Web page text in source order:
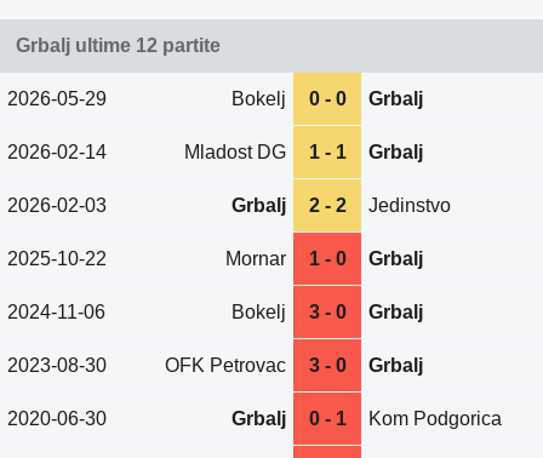
Grbalj ultime 12 partite
2026-05-29 Bokelj 0 - 0 Grbalj
2026-02-14 Mladost DG 1 - 1 Grbalj
2026-02-03 Grbalj 2 - 2 Jedinstvo
2025-10-22 Mornar 1 - 0 Grbalj
2024-11-06 Bokelj 3 - 0 Grbalj
2023-08-30 OFK Petrovac 3 - 0 Grbalj
2020-06-30 Grbalj 0 - 1 Kom Podgorica